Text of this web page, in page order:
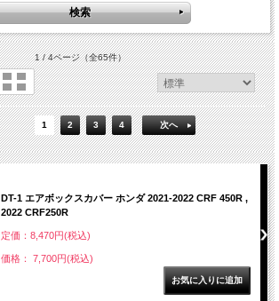
1 / 4ページ（全65件）
1 2 3 4 次へ
DT-1 エアボックスカバー ホンダ 2021-2022 CRF 450R ,
2022 CRF250R
定価：8,470円(税込)
価格： 7,700円(税込)